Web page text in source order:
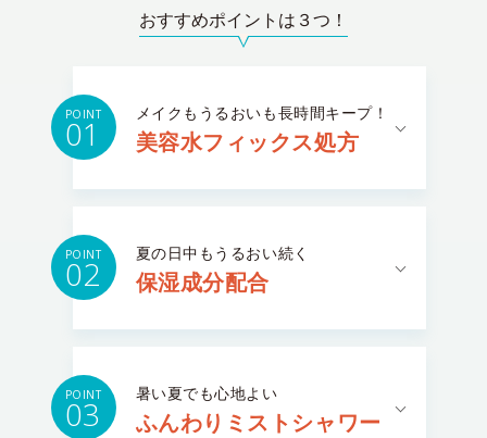
おすすめポイントは３つ！
POINT
01
メイクもうるおいも長時間キープ！
美容水フィックス処方
POINT
02
夏の日中もうるおい続く
保湿成分配合
POINT
03
暑い夏でも心地よい
ふんわりミストシャワー